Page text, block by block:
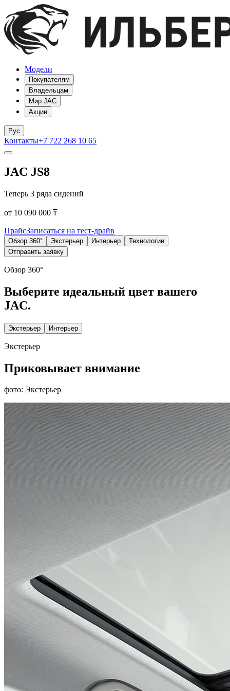
Модели
Покупателям
Владельцам
Мир JAC
Акции
Рус
Контакты+7 722 268 10 65
JAC JS8
Теперь 3 ряда сидений
от 10 090 000 ₸
ПрайсЗаписаться на тест-драйв
Обзор 360° Экстерьер Интерьер
Технологии
Отправить заявку
Обзор 360°
Выберите идеальный цвет вашего
JAC.
Экстерьер Интерьер
Экстерьер
Приковывает внимание
фото: Экстерьер